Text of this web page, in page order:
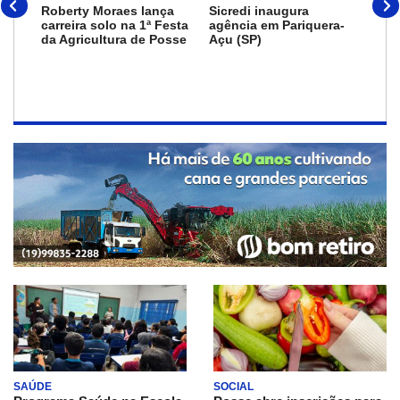
Roberty Moraes lança
carreira solo na 1ª Festa
da Agricultura de Posse
Sicredi inaugura
agência em Pariquera-
Açu (SP)
SAÚDE SOCIAL